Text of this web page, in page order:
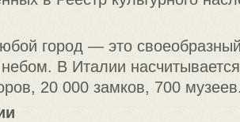
город — это
В Италии
20 000 замков, 700